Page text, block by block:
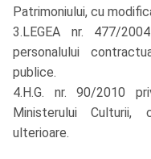
Patrimoniului, cu
3.LEGEA nr. 477/
personalului
publice.
4.H.G. nr. 90/2010
Ministerului Culturii,
ulterioare.